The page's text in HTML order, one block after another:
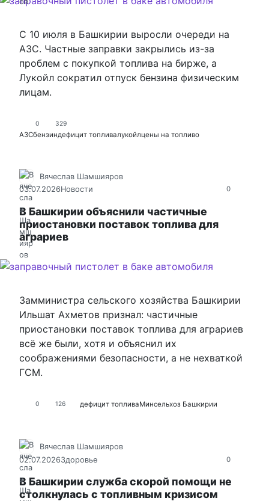
С 10 июля в Башкирии выросли очереди на
АЗС. Частные заправки закрылись из-за
проблем с покупкой топлива на бирже, а
Лукойл сократил отпуск бензина физическим
лицам.
0 329
АЗСбензиндефицит топливалукойлцены на топливо
0
Вячеслав Шамшияров
03.07.2026Новости
В Башкирии объяснили частичные
приостановки поставок топлива для
аграриев
Замминистра сельского хозяйства Башкирии
Ильшат Ахметов признал: частичные
приостановки поставок топлива для аграриев
всё же были, хотя и объяснил их
соображениями безопасности, а не нехваткой
ГСМ.
0 126 дефицит топливаМинсельхоз Башкирии
0
Вячеслав Шамшияров
02.07.2026Здоровье
В Башкирии служба скорой помощи не
столкнулась с топливным кризисом